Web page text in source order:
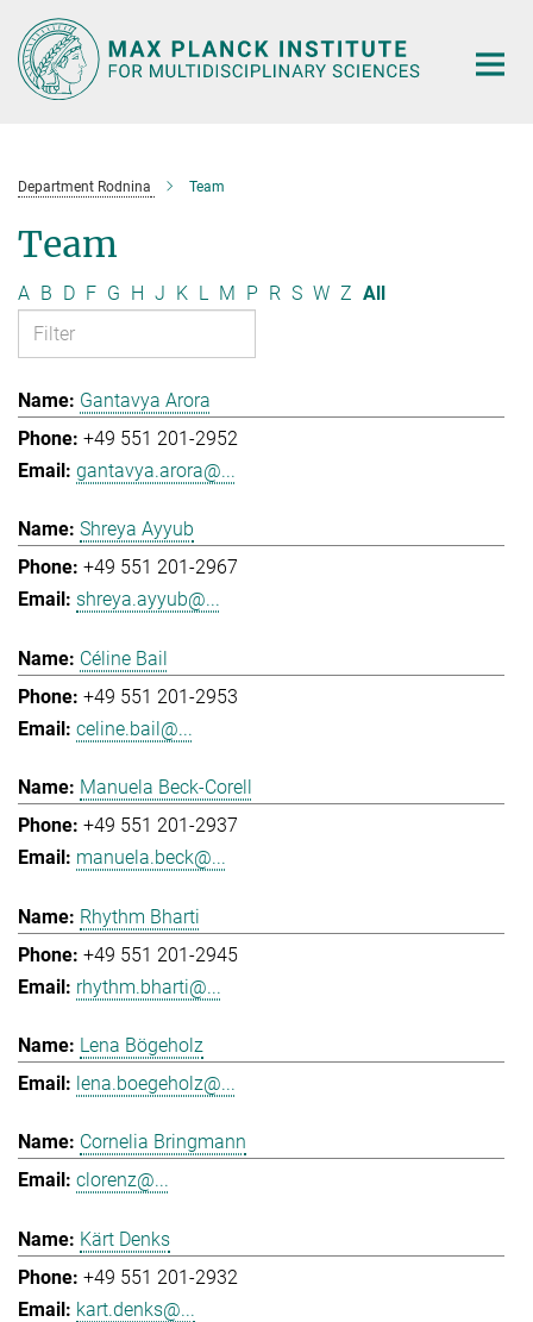
Main-
Content
Department Rodnina Team
Team
A B D F G H J K L M P R S W Z All
Gantavya Arora
+49 551 201-2952
gantavya.arora@...
Shreya Ayyub
+49 551 201-2967
shreya.ayyub@...
Céline Bail
+49 551 201-2953
celine.bail@...
Manuela Beck-Corell
+49 551 201-2937
manuela.beck@...
Rhythm Bharti
+49 551 201-2945
rhythm.bharti@...
Lena Bögeholz
lena.boegeholz@...
Cornelia Bringmann
clorenz@...
Kärt Denks
+49 551 201-2932
kart.denks@...